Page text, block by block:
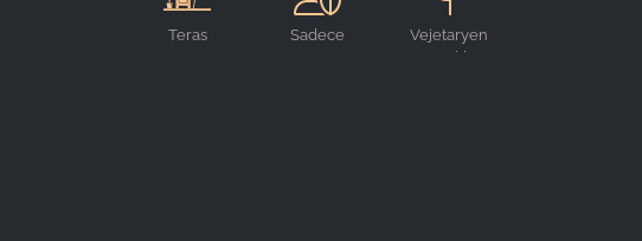
Teras
Sadece
Vejetaryen
yemekler